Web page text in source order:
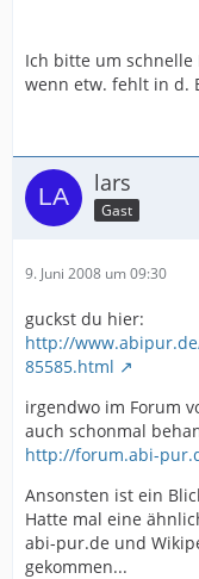
Ich bitte um schnelle
wenn etw. fehlt in d.
lars
Gast
9. Juni 2008 um 09:30
guckst du hier:
http://
85585.html
irgendwo im Forum
auch schonmal
http://forum.abi-
Ansonsten ist ein
Hatte mal eine
abi-pur.de und
gekommen...